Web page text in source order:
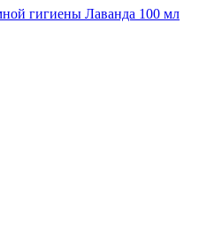
гигиены Лаванда 100 мл